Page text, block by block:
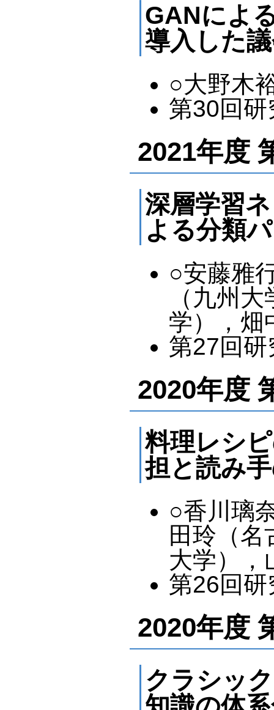
GANによ
導入した
○大野木
第30回
2021年度
深層学習
よる分類
○安藤雅
（九州
学），畑
第27回
2020年度
料理レシ
担と読み
○香川璃
田玲（
大学），
第26回
2020年度
クラシッ